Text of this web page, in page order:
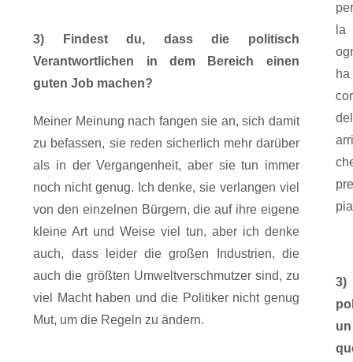
3) Findest du, dass die politisch
Verantwortlichen in dem Bereich einen
guten Job machen?
Meiner Meinung nach fangen sie an, sich damit
zu befassen, sie reden sicherlich mehr darüber
als in der Vergangenheit, aber sie tun immer
noch nicht genug. Ich denke, sie verlangen viel
von den einzelnen Bürgern, die auf ihre eigene
kleine Art und Weise viel tun, aber ich denke
auch, dass leider die großen Industrien, die
auch die größten Umweltverschmutzer sind, zu
viel Macht haben und die Politiker nicht genug
Mut, um die Regeln zu ändern.
la
3)